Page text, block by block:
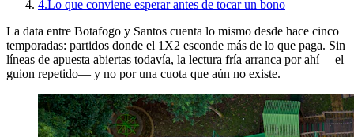
4.Lo que conviene esperar antes de tocar un bono
La data entre Botafogo y Santos cuenta lo mismo desde hace cinco
temporadas: partidos donde el 1X2 esconde más de lo que paga. Sin
líneas de apuesta abiertas todavía, la lectura fría arranca por ahí —el
guion repetido— y no por una cuota que aún no existe.